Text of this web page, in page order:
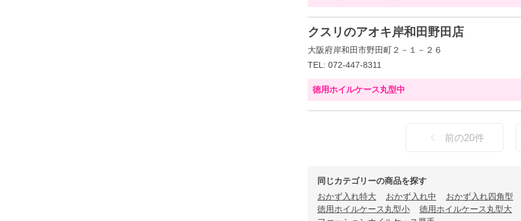
クスリのアオキ岸和田野田店
大阪府岸和田市野田町２－１－２６
TEL: 072-447-8311
徳用ホイルケース丸型中
前の20件
同じカテゴリーの商品を探す
おかず入れ特大
おかず入れ中 おかず入れ四角型
徳用ホイルケース丸型小
徳用ホイルケース丸型大